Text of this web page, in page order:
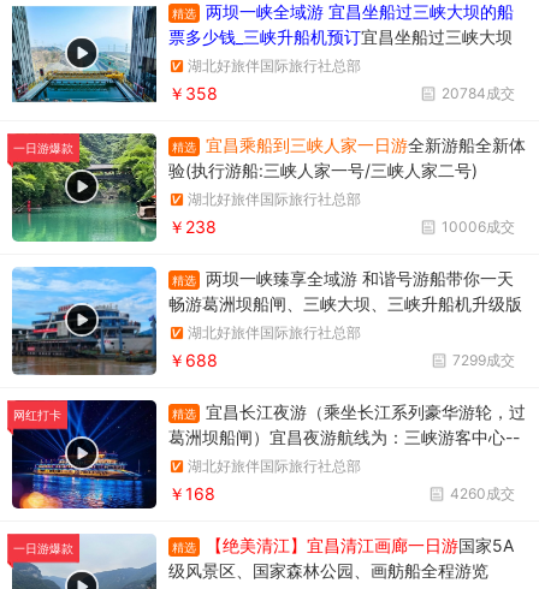
精选
两坝一峡全域游 宜昌坐船过三峡大坝的船
票多少钱_三峡升船机预订宜昌坐船过三峡大坝
升船机一日游358元/人，一天时间坐船过两个
坝，葛洲坝和三峡大坝。
湖北好旅伴国际旅行社总部
20784成交
￥358
一日游爆款 精选 宜昌乘船到三峡人家一日游全新游船全新体
验(执行游船:三峡人家一号/三峡人家二号)
湖北好旅伴国际旅行社总部
10006成交
￥238
精选
两坝一峡臻享全域游 和谐号游船带你一天
畅游葛洲坝船闸、三峡大坝、三峡升船机升级版
两坝一峡，升级版两坝一峡全域游，两坝一峡PL
US版本
湖北好旅伴国际旅行社总部
7299成交
￥688
网红打卡 精选
宜昌长江夜游（乘坐长江系列豪华游轮，过
葛洲坝船闸）宜昌夜游航线为：三峡游客中心--
天然塔--过葛洲坝船闸--黄柏河下船，穿过葛洲
坝船闸，体验水涨船高的神奇变化。
湖北好旅伴国际旅行社总部
4260成交
￥168
一日游爆款 精选 【绝美清江】宜昌清江画廊一日游国家5A
级风景区、国家森林公园、画舫船全程游览